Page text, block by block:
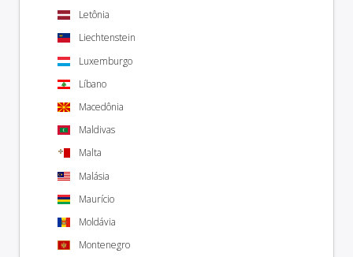
Letônia
Liechtenstein
Luxemburgo
Líbano
Macedônia
Maldivas
Malta
Malásia
Maurício
Moldávia
Montenegro